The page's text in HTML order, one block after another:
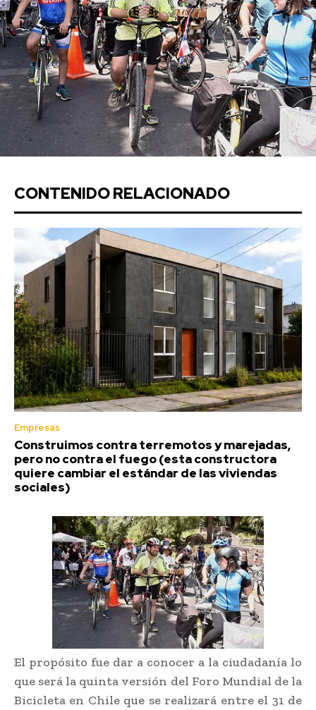
CONTENIDO RELACIONADO
Empresas
Construimos contra terremotos y marejadas,
pero no contra el fuego (esta constructora
quiere cambiar el estándar de las viviendas
sociales)
El propósito fue dar a conocer a la ciudadanía lo
que será la quinta versión del Foro Mundial de la
Bicicleta en Chile que se realizará entre el 31 de